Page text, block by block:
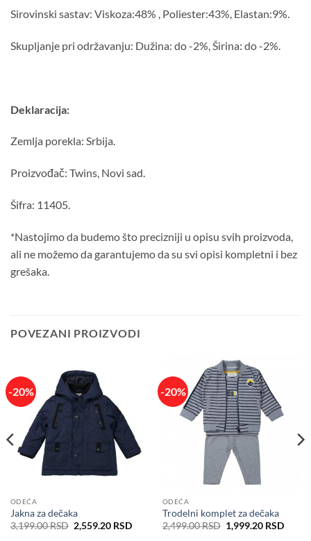
Sirovinski sastav: Viskoza:48% , Poliester:43%, Elastan:9%.
Skupljanje pri održavanju: Dužina: do -2%, Širina: do -2%.
Deklaracija:
Zemlja porekla: Srbija.
Proizvođač: Twins, Novi sad.
Šifra: 11405.
*Nastojimo da budemo što precizniji u opisu svih proizvoda,
ali ne možemo da garantujemo da su svi opisi kompletni i bez
grešaka.
POVEZANI PROIZVODI
-20%
ODEĆA
Jakna za dečaka
3,199.00RSD Originalna
cena
2,559.20 RSDTrenutna
-20%
ODEĆA
Trodelni komplet za dečaka
2,499.00RSD Originalna
cena
1,999.20 RSD